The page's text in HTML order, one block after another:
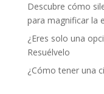
Descubre cómo
para magnificar la
¿Eres solo una
Resuélvelo
¿Cómo tener una